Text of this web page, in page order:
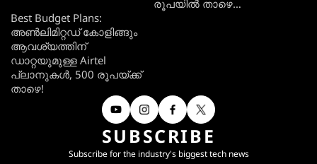
രൂപയിൽ താഴെ…
Best Budget Plans:
അൺലിമിറ്റഡ് കോളിങ്ങും
ആവശ്യത്തിന്
ഡാറ്റയുമുള്ള Airtel
പ്ലാനുകൾ, 500 രൂപയ്ക്ക്
താഴെ!
SUBSCRIBE
Subscribe for the industry's biggest tech news